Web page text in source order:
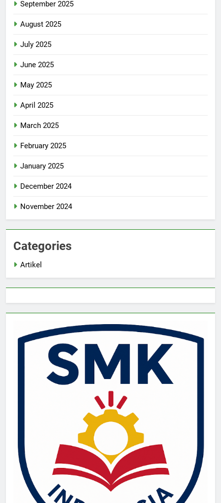
September 2025
August 2025
July 2025
June 2025
May 2025
April 2025
March 2025
February 2025
January 2025
December 2024
November 2024
Categories
Artikel